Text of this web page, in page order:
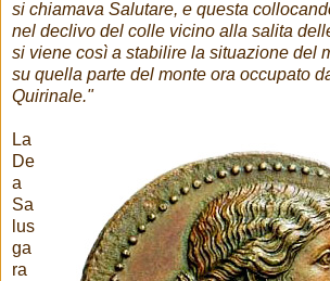
si chiamava Salutare, e questa
nel declivo del colle vicino alla salita
si viene così a stabilire la situazione del
su quella parte del monte ora occupato
Quirinale."
La
De
a
Sa
lus
ga
ra